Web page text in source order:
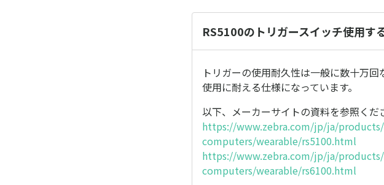
RS5100のトリガースイッチ使用す
トリガーの使用耐久性は一般に数十万
使用に耐える仕様になっています。
以下、メーカーサイトの資料を参照くだ
https://www.zebra.com/jp/ja/
computers/wearable/rs5100.html
https://www.zebra.com/jp/ja/
computers/wearable/rs6100.html